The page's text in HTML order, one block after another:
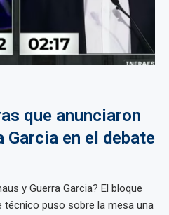
que anunciaron
Garcia en el debate
y Guerra Garcia? El bloque
técnico puso sobre la mesa una